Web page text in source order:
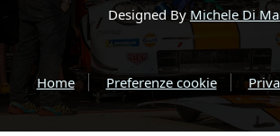
Designed By Michele Di
Home Preferenze cookie